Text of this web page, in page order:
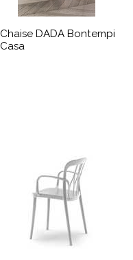
Chaise DADA Bontempi
Casa